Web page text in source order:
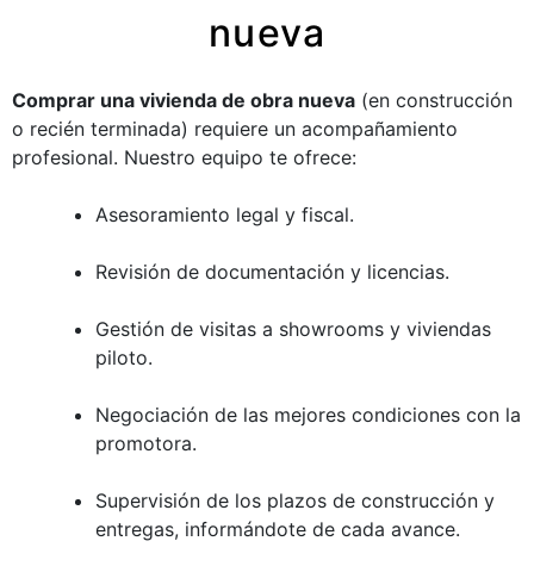
nueva
Comprar una vivienda de obra nueva (en construcción
o recién terminada) requiere un acompañamiento
profesional. Nuestro equipo te ofrece:
Asesoramiento legal y fiscal.
Revisión de documentación y licencias.
Gestión de visitas a showrooms y viviendas
piloto.
Negociación de las mejores condiciones con la
promotora.
Supervisión de los plazos de construcción y
entregas, informándote de cada avance.